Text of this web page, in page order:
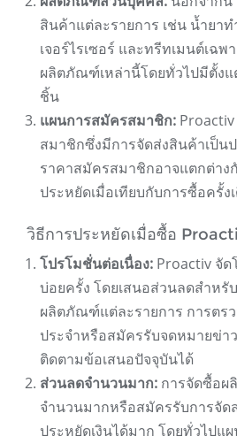
สินค้าแต่ละรายการ เช่น น้ำยา
เจอร์ไรเซอร์ และทรีทเมนต์เฉพ
ผลิตภัณฑ์เหล่านี้โดยทั่วไปมีตั้งแ
ชิ้น
แผนการสมัครสมาชิก:
สมาชิกซึ่งมีการจัดส่งสินค้าเป็น
ราคาสมัครสมาชิกอาจแตกต่าง
ประหยัดเมื่อเทียบกับการซื้อครั้ง
วิธีการประหยัดเมื่อซื้อ
โปรโมชั่นต่อเนื่อง: Proactiv จั
บ่อยครั้ง โดยเสนอส่วนลดสำหรั
ผลิตภัณฑ์แต่ละรายการ การตรว
ประจำหรือสมัครรับจดหมายข่
ติดตามข้อเสนอปัจจุบันได้
ส่วนลดจำนวนมาก: การจัดซื้อ
จำนวนมากหรือสมัครรับการจัด
ประหยัดเงินได้มาก โดยทั่วไปแ